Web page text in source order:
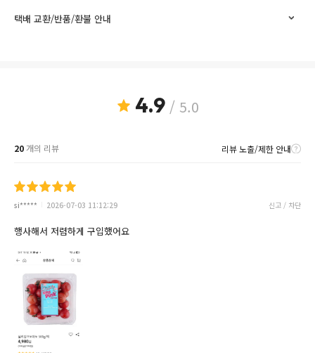
택배 교환/반품/환불 안내
4.9/ 5.0
20개의 리뷰 리뷰 노출/제한 안내
si***** 2026-07-03 11:12:29 신고 / 차단
행사해서 저렴하게 구입했어요